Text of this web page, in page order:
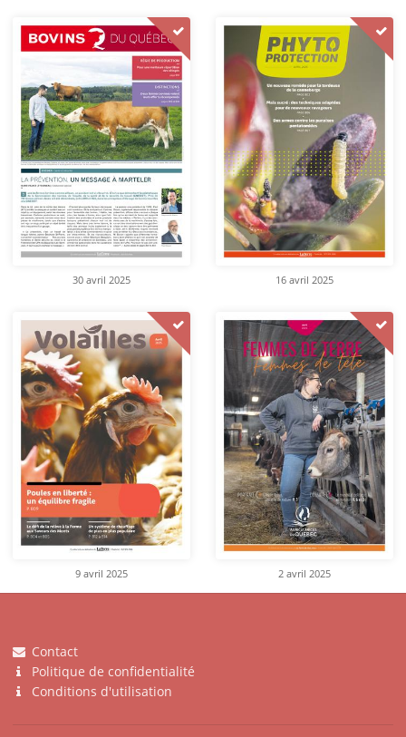
30 avril 2025 16 avril 2025
9 avril 2025 2 avril 2025
Contact
Politique de confidentialité
Conditions d'utilisation